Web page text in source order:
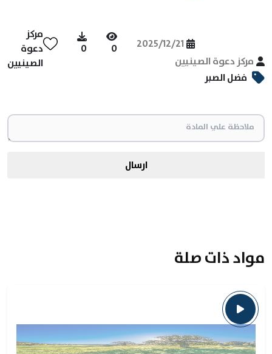
مركز دعوة الصينيين
2025/12/21
0
0
مركز
دعوة
الصينيين
فضل الصبر
ارسال
مواد ذات صلة